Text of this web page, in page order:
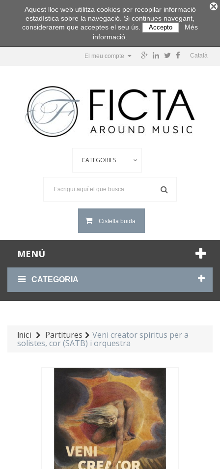
Català
El meu compte
Cistella buida
MENÚ
CATEGORIA
Inici Partitures Veni creator spiritus per a
solistes, cor (SATB) i orquestra
Aquest lloc web utilitza cookies per recopilar informació
estadística sobre la navegació. Si continues navegant,
considerarem que acceptes el seu ús.
Accepto
Més
informació.